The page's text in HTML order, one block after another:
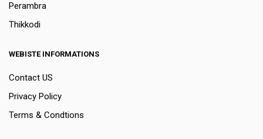
Perambra
Thikkodi
WEBISTE INFORMATIONS
Contact US
Privacy Policy
Terms & Condtions